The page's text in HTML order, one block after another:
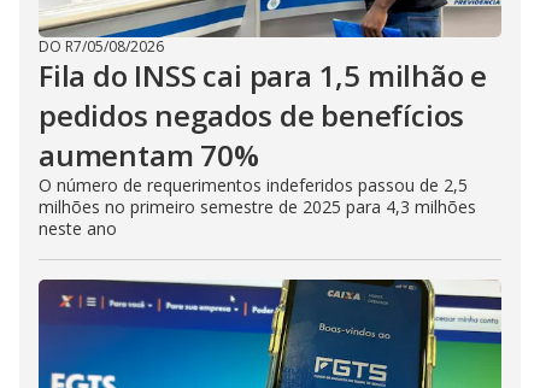
DO R7/05/08/2026
Fila do INSS cai para 1,5 milhão e
pedidos negados de benefícios
aumentam 70%
O número de requerimentos indeferidos passou de 2,5
milhões no primeiro semestre de 2025 para 4,3 milhões
neste ano